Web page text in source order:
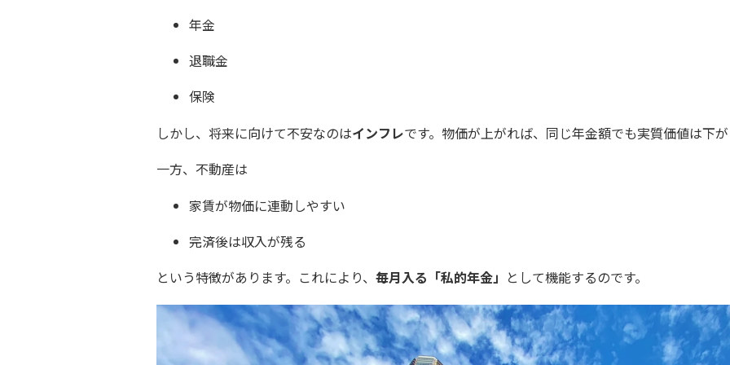
年金
退職金
保険
しかし、将来に向けて不安なのはインフレです。物価が上がれば、同じ年金額でも実質価値は下
一方、不動産は
家賃が物価に連動しやすい
完済後は収入が残る
という特徴があります。 これにより、 毎月入る「私的年金」 として機能するのです。